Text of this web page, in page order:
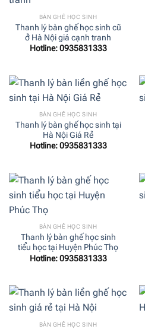
BÀN GHẾ HỌC SINH
Thanh lý bàn ghế học sinh cũ
ở Hà Nội giá cạnh tranh
Hotline: 0935831333
BÀN GHẾ HỌC SINH
Thanh lý bàn ghế học sinh tại
Hà Nội Giá Rẻ
Hotline: 0935831333
BÀN GHẾ HỌC SINH
Thanh lý bàn ghế học sinh
tiểu học tại Huyện Phúc Thọ
Hotline: 0935831333
BÀN GHẾ HỌC SINH